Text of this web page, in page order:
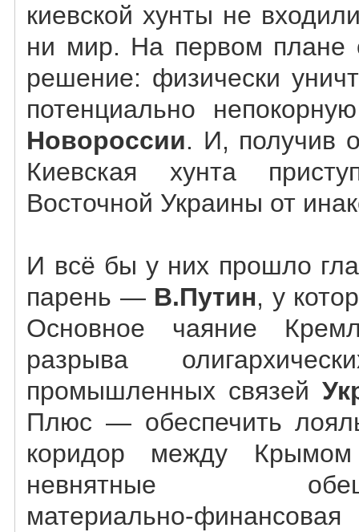
киевской хунты не
ни мир. На первом плане
решение: физически
потенциально
Новороссии. И, получив
Киевская хунта
Восточной Украины от
И всё бы у них прошло
парень — В.Путин, у
Основное чаяние
разрыва
промышленных связей
Плюс — обеспечить
коридор между
невнятные
материально-